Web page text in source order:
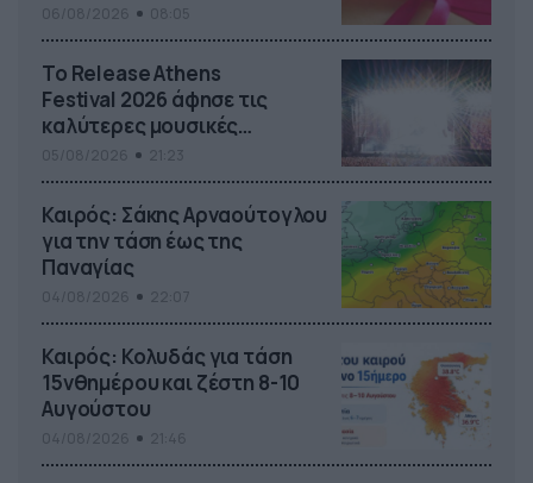
Το Release Athens
Festival 2026 άφησε τις
καλύτερες μουσικές
αναμνήσεις
Καιρός: Σάκης Αρναούτογλου
για την τάση έως της
Παναγίας
Καιρός: Κολυδάς για τάση
15νθημέρου και ζέστη 8-10
Αυγούστου